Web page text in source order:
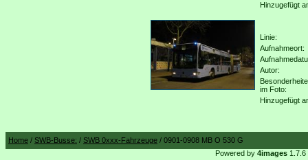
Hinzugefügt
Linie:
Aufnahmeort:
Autor:
im Foto:
Hinzugefügt
Home / SWB-Busse: / SWB 0xxx-Fahrzeuge / 0901-0908 MB O 530 G
Powered by 4images1.7.6